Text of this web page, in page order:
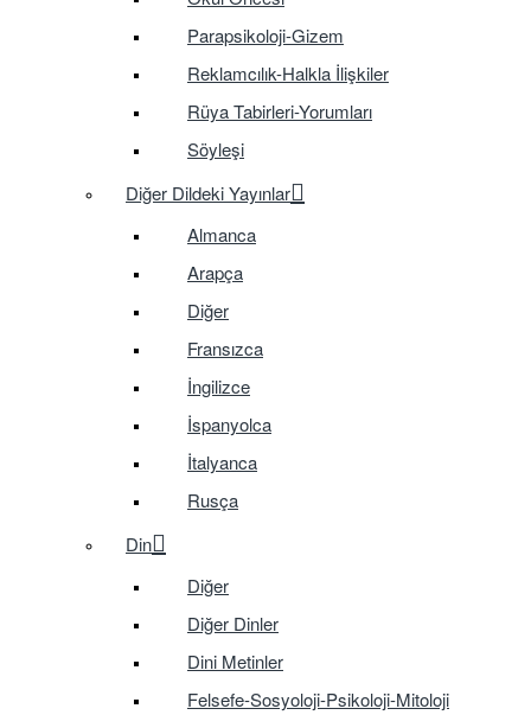
Parapsikoloji-Gizem
Reklamcılık-Halkla İlişkiler
Rüya Tabirleri-Yorumları
Söyleşi
Diğer Dildeki Yayınlar
Almanca
Arapça
Diğer
Fransızca
İngilizce
İspanyolca
İtalyanca
Rusça
Din
Diğer
Diğer Dinler
Dini Metinler
Felsefe-Sosyoloji-Psikoloji-Mitoloji